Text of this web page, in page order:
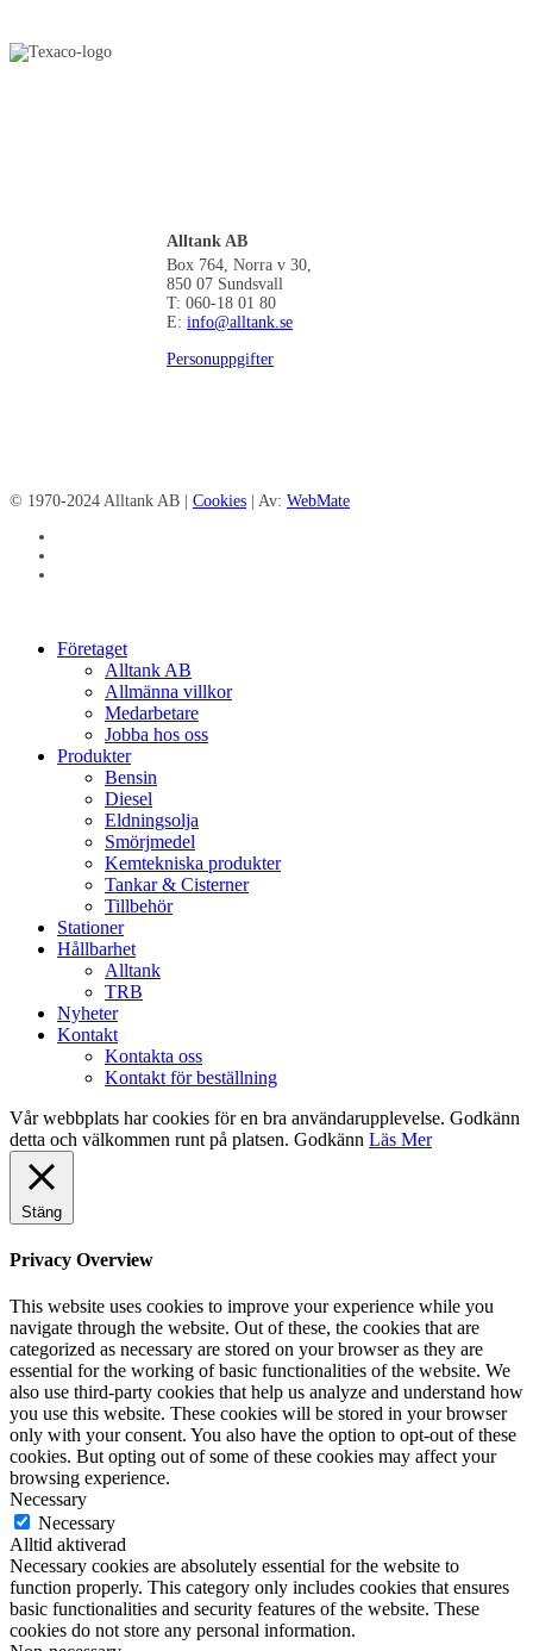
Alltank AB
Box 764, Norra v 30,
850 07 Sundsvall
T: 060-18 01 80
E: info@alltank.se
Personuppgifter
© 1970-2024 Alltank AB | Cookies | Av: WebMate
Close
Företaget
Alltank AB
Allmänna villkor
Medarbetare
Jobba hos oss
Produkter
Bensin
Diesel
Eldningsolja
Smörjmedel
Kemtekniska produkter
Tankar & Cisterner
Tillbehör
Stationer
Hållbarhet
Alltank
TRB
Nyheter
Kontakt
Kontakta oss
Kontakt för beställning
Vår webbplats har cookies för en bra användarupplevelse. Godkänn
detta och välkommen runt på platsen. Godkänn Läs Mer
Stäng
Privacy Overview
This website uses cookies to improve your experience while you
navigate through the website. Out of these, the cookies that are
categorized as necessary are stored on your browser as they are
essential for the working of basic functionalities of the website. We
also use third-party cookies that help us analyze and understand how
you use this website. These cookies will be stored in your browser
only with your consent. You also have the option to opt-out of these
cookies. But opting out of some of these cookies may affect your
browsing experience.
Necessary
Necessary
Alltid aktiverad
Necessary cookies are absolutely essential for the website to
function properly. This category only includes cookies that ensures
basic functionalities and security features of the website. These
cookies do not store any personal information.